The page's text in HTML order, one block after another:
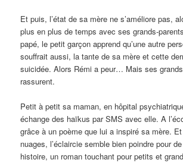
Et puis, l’état de sa mère ne s’améliore pas,
plus en plus de temps avec ses grands-
papé, le petit garçon apprend qu’une autre
souffrait aussi, la tante de sa mère et cette
suicidée. Alors Rémi a peur… Mais ses
rassurent.
Petit à petit sa maman, en hôpital
échange des haïkus par SMS avec elle. A
grâce à un poème que lui a inspiré sa mère.
nuages, l’éclaircie semble bien poindre pour
histoire, un roman touchant pour petits et